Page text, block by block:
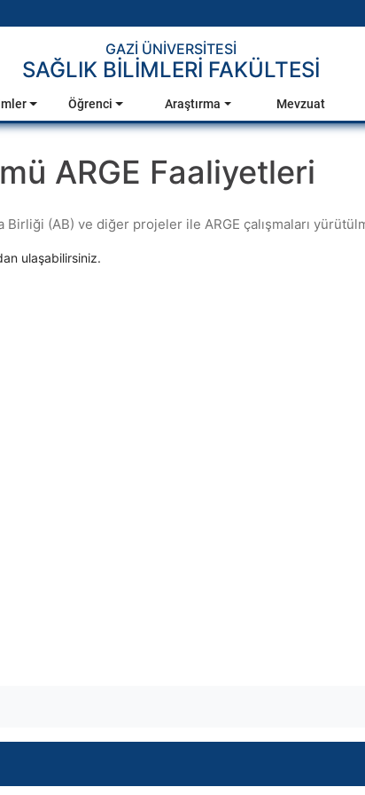
GAZİ ÜNİVERSİTESİ
SAĞLIK BİLİMLERİ FAKÜLTESİ
Öğrenci Araştırma Mevzuat
ARGE Faaliyetleri
(AB) ve diğer projeler ile ARGE çalışmaları
ulaşabilirsiniz.